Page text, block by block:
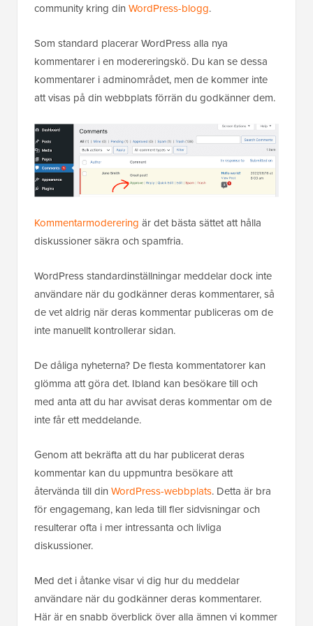
community kring din WordPress-blogg.
Som standard placerar WordPress alla nya
kommentarer i en modereringskö. Du kan se dessa
kommentarer i adminområdet, men de kommer inte
att visas på din webbplats förrän du godkänner dem.
Kommentarmoderering är det bästa sättet att hålla
diskussioner säkra och spamfria.
WordPress standardinställningar meddelar dock inte
användare när du godkänner deras kommentarer, så
de vet aldrig när deras kommentar publiceras om de
inte manuellt kontrollerar sidan.
De dåliga nyheterna? De flesta kommentatorer kan
glömma att göra det. Ibland kan besökare till och
med anta att du har avvisat deras kommentar om de
inte får ett meddelande.
Genom att bekräfta att du har publicerat deras
kommentar kan du uppmuntra besökare att
återvända till din WordPress-webbplats. Detta är bra
för engagemang, kan leda till fler sidvisningar och
resulterar ofta i mer intressanta och livliga
diskussioner.
Med det i åtanke visar vi dig hur du meddelar
användare när du godkänner deras kommentarer.
Här är en snabb överblick över alla ämnen vi kommer